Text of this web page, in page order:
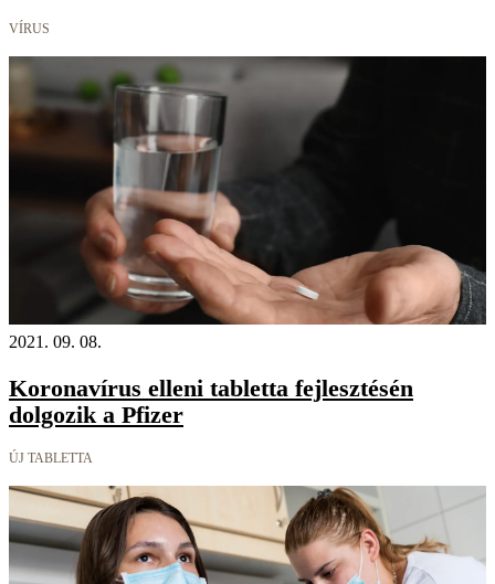
VÍRUS
2021. 09. 08.
Koronavírus elleni tabletta fejlesztésén
dolgozik a Pfizer
ÚJ TABLETTA